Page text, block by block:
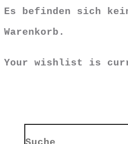
Es befinden sich
Warenkorb.
Your wishlist is